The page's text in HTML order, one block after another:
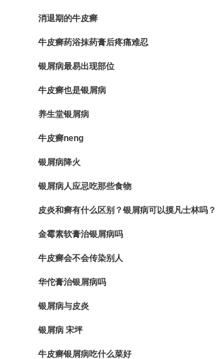
消退期的牛皮癣
牛皮癣药浴抹药膏后疼痛难忍
银屑病最易出现部位
牛皮癣也是银屑病
养生堂银屑病
牛皮癣neng
银屑病降火
银屑病人应忌吃那些食物
皮炎和癣有什么区别？银屑病可以摸凡士林吗？
金霉素软膏治银屑病吗
牛皮癣会不会传染别人
华佗膏治银屑病吗
银屑病与皮炎
银屑病 宋坪
牛皮癣银屑病吃什么菜好